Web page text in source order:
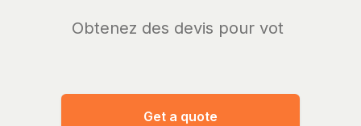
Obtenez des de
Get a quote